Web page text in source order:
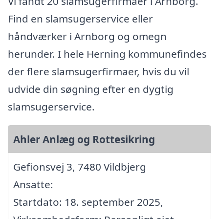
Find en slamsugerservice eller
håndværker i Arnborg og omegn
herunder. I hele Herning kommunefindes
der flere slamsugerfirmaer, hvis du vil
udvide din søgning efter en dygtig
slamsugerservice.
Ahler Anlæg og Rottesikring
Gefionsvej 3, 7480 Vildbjerg
Ansatte:
Startdato: 18. september 2025,